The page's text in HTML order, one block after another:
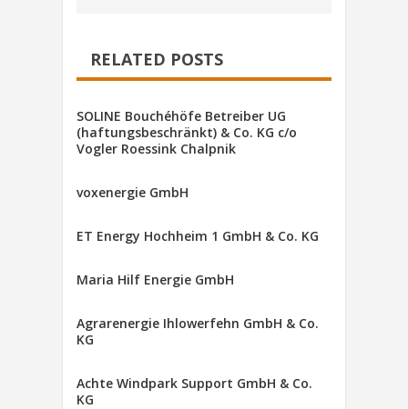
RELATED POSTS
SOLINE Bouchéhöfe Betreiber UG
(haftungsbeschränkt) & Co. KG c/o
Vogler Roessink Chalpnik
voxenergie GmbH
ET Energy Hochheim 1 GmbH & Co. KG
Maria Hilf Energie GmbH
Agrarenergie Ihlowerfehn GmbH & Co.
KG
Achte Windpark Support GmbH & Co.
KG